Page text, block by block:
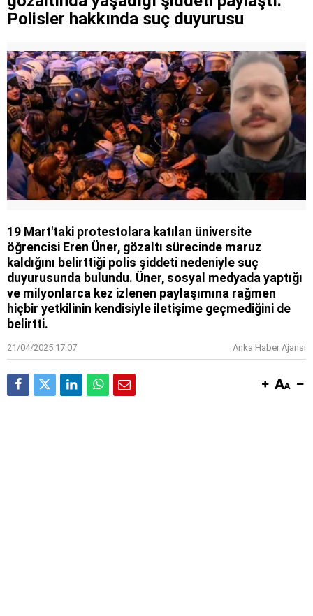
atölyeye dönüştürdü
Gazi ve şehit yakınlarına ilişkin teklif kabul
Polisler hakkında suç duyurusu
19 Mart'taki protestolara katılan üniversite
öğrencisi Eren Üner, gözaltı sürecinde maruz
kaldığını belirttiği polis şiddeti nedeniyle suç
duyurusunda bulundu. Üner, sosyal medyada yaptığı
ve milyonlarca kez izlenen paylaşımına rağmen
hiçbir yetkilinin kendisiyle iletişime geçmediğini de
belirtti.
21/04/2025 17:07 Anka Haber Ajansı